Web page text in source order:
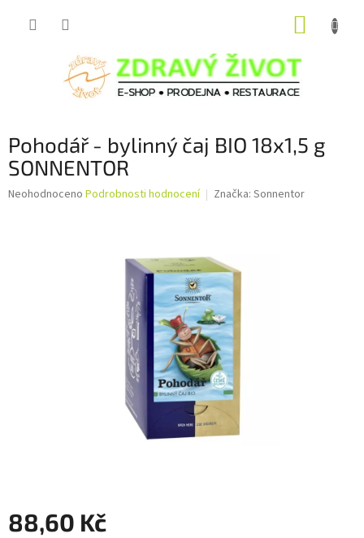
Pohodář - bylinný čaj BIO 18x1,5 g
SONNENTOR
Průměrné
Neohodnoceno Podrobnosti hodnocení Značka: Sonnentor
88,60 Kč